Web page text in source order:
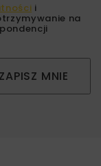
i
na
ZAPISZ MNIE